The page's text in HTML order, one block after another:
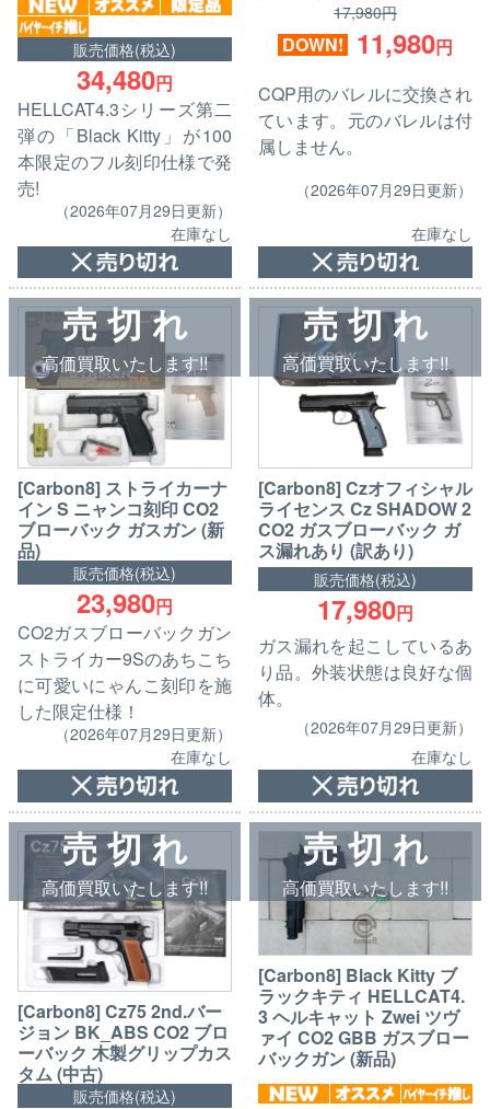
販売価格(税込)
34,480円
HELLCAT4.3シリーズ第二
弾の「Black Kitty」が100
本限定のフル刻印仕様で発
売!
（2026年07月29日更新）
在庫なし
17,980円
DOWN! 11,980円
CQP用のバレルに交換され
ています。元のバレルは付
属しません。
（2026年07月29日更新）
在庫なし
売 切 れ
高価買取いたします!!
[Carbon8] ストライカーナ
イン S ニャンコ刻印 CO2
ブローバック ガスガン (新
品)
販売価格(税込)
23,980円
CO2ガスブローバックガン
ストライカー9Sのあちこち
に可愛いにゃんこ刻印を施
した限定仕様！
（2026年07月29日更新）
在庫なし
売 切 れ
高価買取いたします!!
[Carbon8] Czオフィシャル
ライセンス Cz SHADOW 2
CO2 ガスブローバック ガ
ス漏れあり (訳あり)
販売価格(税込)
17,980円
ガス漏れを起こしているあ
り品。外装状態は良好な個
体。
（2026年07月29日更新）
在庫なし
売 切 れ
高価買取いたします!!
[Carbon8] Cz75 2nd.バー
ジョン BK_ABS CO2 ブロ
ーバック 木製グリップカス
タム (中古)
販売価格(税込)
売 切 れ
高価買取いたします!!
[Carbon8] Black Kitty ブ
ラックキティ HELLCAT4.
3 ヘルキャット Zwei ツヴ
ァイ CO2 GBB ガスブロー
バックガン (新品)